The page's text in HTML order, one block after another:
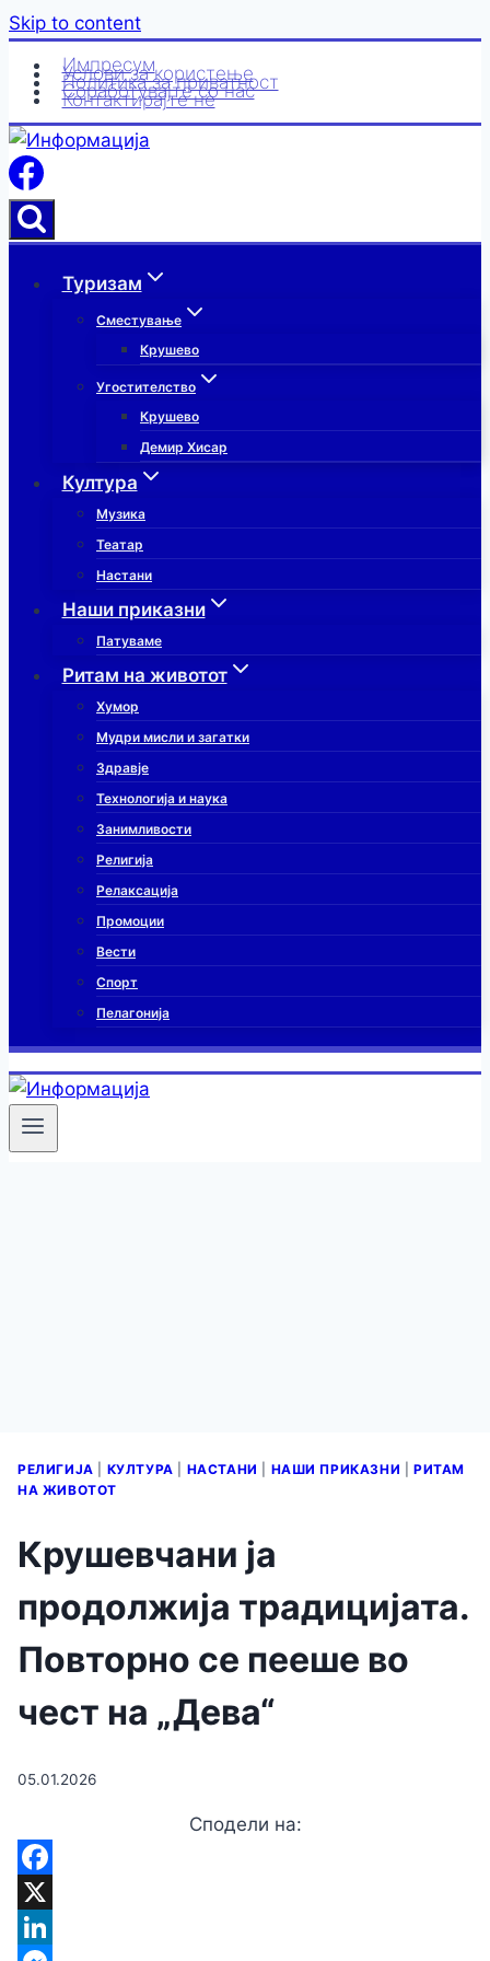
Skip to content
Импресум
Услови за користење
Политика за приватност
Соработувајте со нас
Контактирајте нè
Туризам
Сместување
Крушево
Угостителство
Крушево
Демир Хисар
Култура
Музика
Театар
Настани
Наши приказни
Патуваме
Ритам на животот
Хумор
Мудри мисли и загатки
Здравје
Технологија и наука
Занимливости
Религија
Релаксација
Промоции
Вести
Спорт
Пелагонија
РЕЛИГИЈА КУЛТУРА НАСТАНИ НАШИ ПРИКАЗНИ |РИТАМ
НА ЖИВОТОТ
Крушевчани ја
продолжија традицијата.
Повторно се пееше во
чест на „Дева“
05.01.2026
Сподели на: